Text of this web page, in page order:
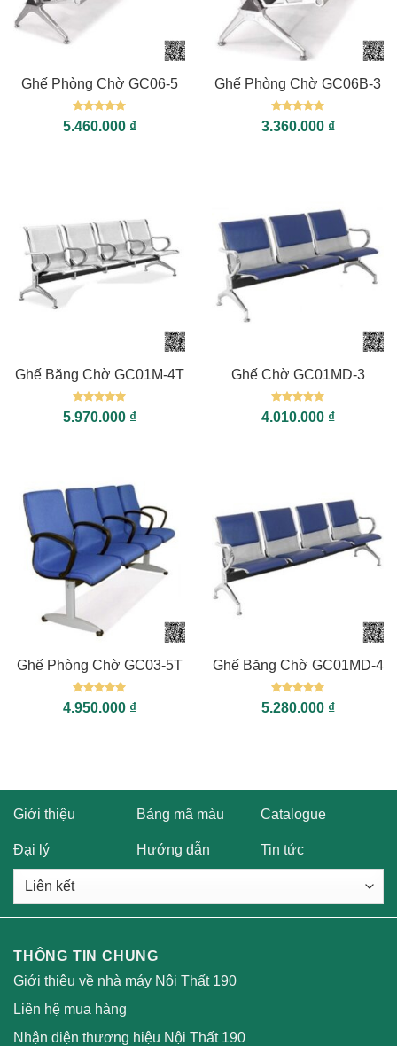
Ghế Phòng Chờ GC06-5
Được xếp
hạng55
5.460.000 ₫
Ghế Phòng Chờ GC06B-3
Được xếp
hạng55
3.360.000 ₫
Ghế Băng Chờ GC01M-4T
Được xếp
hạng55
5.970.000 ₫
Ghế Chờ GC01MD-3
Được xếp
hạng55
4.010.000 ₫
Ghế Phòng Chờ GC03-5T
Được xếp
hạng55
4.950.000 ₫
Ghế Băng Chờ GC01MD-4
Được xếp
hạng55
5.280.000 ₫
Giới thiệu Bảng mã màu Catalogue
Đại lý Hướng dẫn Tin tức
THÔNG TIN CHUNG
Giới thiệu về nhà máy Nội Thất 190
Liên hệ mua hàng
Nhận diện thương hiệu Nội Thất 190